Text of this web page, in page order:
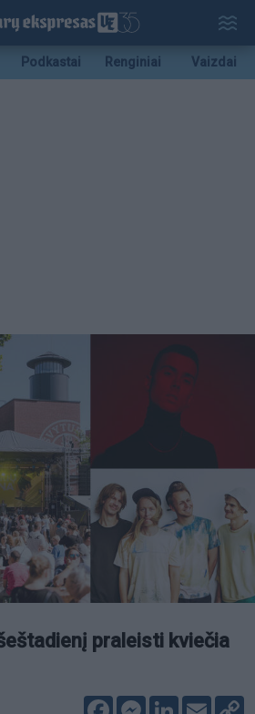
Podkastai Renginiai Vaizdai
praleisti kviečia
FacebookMessenger
LinkedIn
Email